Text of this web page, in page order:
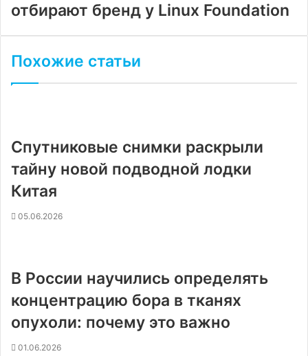
отбирают бренд у Linux Foundation
Похожие статьи
Спутниковые снимки раскрыли
тайну новой подводной лодки
Китая
05.06.2026
В России научились определять
концентрацию бора в тканях
опухоли: почему это важно
01.06.2026